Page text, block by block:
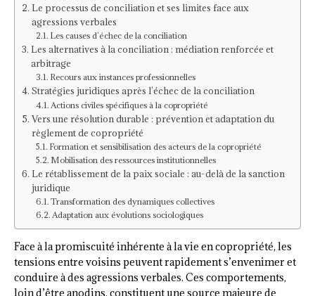
Le processus de conciliation et ses limites face aux
agressions verbales
Les causes d’échec de la conciliation
Les alternatives à la conciliation : médiation renforcée et
arbitrage
Recours aux instances professionnelles
Stratégies juridiques après l’échec de la conciliation
Actions civiles spécifiques à la copropriété
Vers une résolution durable : prévention et adaptation du
règlement de copropriété
Formation et sensibilisation des acteurs de la copropriété
Mobilisation des ressources institutionnelles
Le rétablissement de la paix sociale : au-delà de la sanction
juridique
Transformation des dynamiques collectives
Adaptation aux évolutions sociologiques
Face à la promiscuité inhérente à la vie en copropriété, les
tensions entre voisins peuvent rapidement s’envenimer et
conduire à des agressions verbales. Ces comportements,
loin d’être anodins, constituent une source majeure de